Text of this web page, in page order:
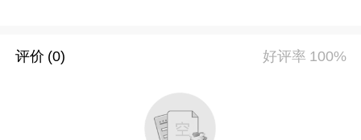
评价 (0) 好评率 100%